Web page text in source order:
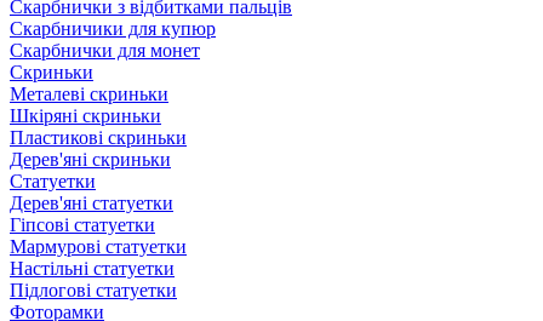
Скарбнички з відбитками пальців
Скарбничики для купюр
Скарбнички для монет
Скриньки
Металеві скриньки
Шкіряні скриньки
Пластикові скриньки
Дерев'яні скриньки
Статуетки
Дерев'яні статуетки
Гіпсові статуетки
Мармурові статуетки
Настільні статуетки
Підлогові статуетки
Фоторамки